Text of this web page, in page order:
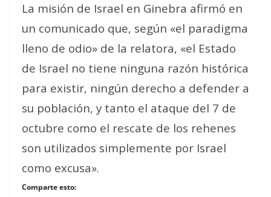
La misión de Israel en Ginebra afirmó en
un comunicado que, según «el paradigma
lleno de odio» de la relatora, «el Estado
de Israel no tiene ninguna razón histórica
para existir, ningún derecho a defender a
su población, y tanto el ataque del 7 de
octubre como el rescate de los rehenes
son utilizados simplemente por Israel
como excusa».
Comparte esto: